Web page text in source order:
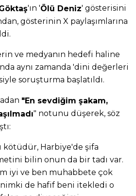
'ın 'Ölü Deniz' gösterisini
gösterinin X paylaşımlarına
ve medyanın hedefi haline
aynı zamanda 'dini değerleri
soruşturma başlatıldı.
"En sevdiğim şakam,
" notunu düşerek, söz
kötüdür, Harbiye'de şifa
bilin onun da bir tadı var.
iyi ve ben muhabbete çok
de hafif beni itekledi o